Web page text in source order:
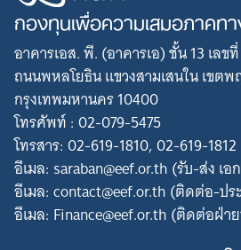
กองทุนเพื่อความเสมอภาคท
อาคารเอส. พี. (อาคารเอ) ชั้น 13 เลข
ถนนพหลโยธิน แขวงสามเสนใน เขต
กรุงเทพมหานคร 10400
โทรศัพท์ : 02-079-5475
โทรสาร: 02-619-1810, 02-619-1812
อีเมล: saraban@eef.or.th (รับ-ส่ง เอ
อีเมล: contact@eef.or.th (ติดต่อ-ปร
อีเมล: Finance@eef.or.th (ติดต่อฝ่า